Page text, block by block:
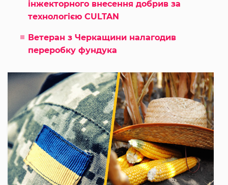
інжекторного внесення добрив за
технологією CULTAN
Ветеран з Черкащини налагодив
переробку фундука